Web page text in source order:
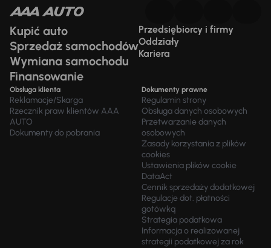
Kupić auto
Sprzedaż samochodów
Wymiana samochodu
Finansowanie
Przedsiębiorcy i firmy
Oddziały
Kariera
Obsługa klienta
Reklamacje/Skarga
Rzecznik praw klientów AAA
AUTO
Dokumenty do pobrania
Dokumenty prawne
Regulamin strony
Obsługa danych osobowych
Przetwarzanie danych
osobowych
Zasady korzystania z plików
cookies
Ustawienia plików cookie
DataAct
Cennik sprzedaży dodatkowej
Regulacje dot. płatności
gotówką
Strategia podatkowa
Informacja o realizowanej
strategii podatkowej za rok